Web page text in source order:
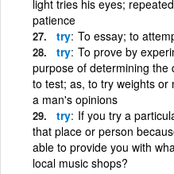
light tries his eyes;
patience
try To essay; to
try To prove by
purpose of determining the
to test; as, to try weights
a man's opinions
try If you try a
that place or person
able to provide you with
local music shops?